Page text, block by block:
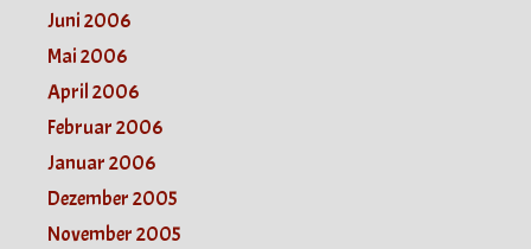
Juni 2006
Mai 2006
April 2006
Februar 2006
Januar 2006
Dezember 2005
November 2005